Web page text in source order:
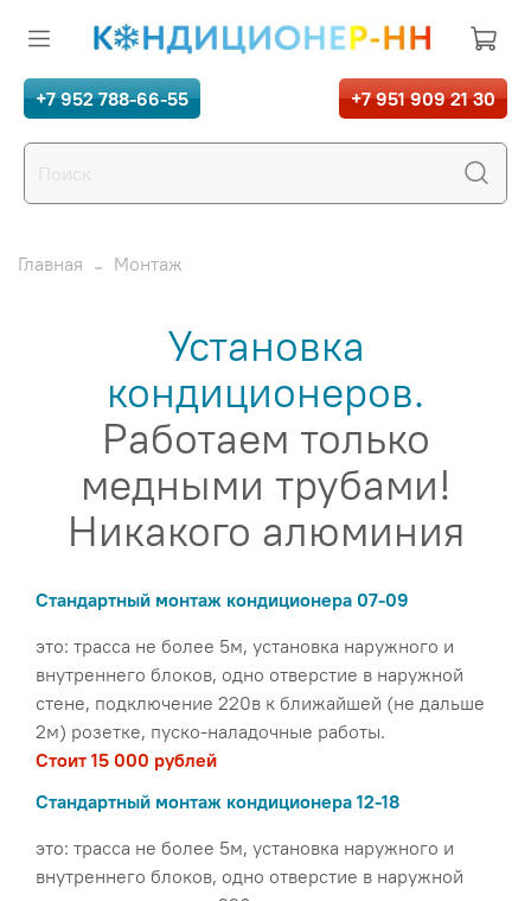
+7 952 788-66-55 +7 951 909 21 30
Главная Монтаж
Установка
кондиционеров.
Работаем только
медными трубами!
Никакого алюминия
Стандартный монтаж кондиционера 07-09
это: трасса не более 5м, установка наружного и
внутреннего блоков, одно отверстие в наружной
стене, подключение 220в к ближайшей (не дальше
2м) розетке, пуско-наладочные работы.
Стоит 15 000 рублей
Стандартный монтаж кондиционера 12-18
это: трасса не более 5м, установка наружного и
внутреннего блоков, одно отверстие в наружной